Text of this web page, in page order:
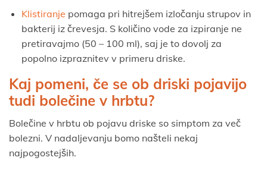
Klistiranje pomaga pri hitrejšem izločanju strupov in
bakterij iz črevesja. S količino vode za izpiranje ne
pretiravajmo (50 – 100 ml), saj je to dovolj za
popolno izpraznitev v primeru driske.
Kaj pomeni, če se ob driski pojavijo
tudi bolečine v hrbtu?
Bolečine v hrbtu ob pojavu driske so simptom za več
bolezni. V nadaljevanju bomo našteli nekaj
najpogostejših.